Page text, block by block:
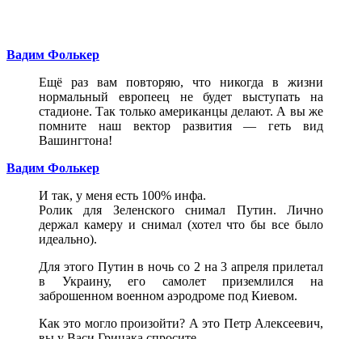
Вадим Фолькер
Ещё раз вам повторяю, что никогда в жизни
нормальный европеец не будет выступать на
стадионе. Так только американцы делают. А вы же
помните наш вектор развития — геть вид
Вашингтона!
Вадим Фолькер
И так, у меня есть 100% инфа.
Ролик для Зеленского снимал Путин. Лично
держал камеру и снимал (хотел что бы все было
идеально).
Для этого Путин в ночь со 2 на 3 апреля прилетал
в Украину, его самолет приземлился на
заброшенном военном аэродроме под Киевом.
Как это могло произойти? А это Петр Алексеевич,